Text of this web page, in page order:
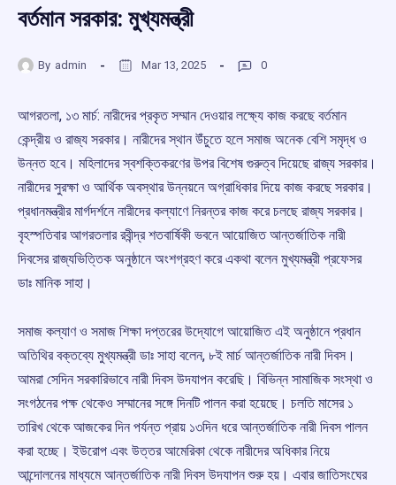
বর্তমান সরকার: মুখ্যমন্ত্রী
By admin Mar 13, 2025 0
আগরতলা, ১৩ মার্চ: নারীদের প্রকৃত সম্মান দেওয়ার লক্ষ্যে কাজ করছে বর্তমান
কেন্দ্রীয় ও রাজ্য সরকার। নারীদের স্থান উঁচুতে হলে সমাজ অনেক বেশি সমৃদ্ধ ও
উন্নত হবে। মহিলাদের স্বশক্তিকরণের উপর বিশেষ গুরুত্ব দিয়েছে রাজ্য সরকার।
নারীদের সুরক্ষা ও আর্থিক অবস্থার উন্নয়নে অগ্রাধিকার দিয়ে কাজ করছে সরকার।
প্রধানমন্ত্রীর মার্গদর্শনে নারীদের কল্যাণে নিরন্তর কাজ করে চলছে রাজ্য সরকার।
বৃহস্পতিবার আগরতলার রবীন্দ্র শতবার্ষিকী ভবনে আয়োজিত আন্তর্জাতিক নারী
দিবসের রাজ্যভিত্তিক অনুষ্ঠানে অংশগ্রহণ করে একথা বলেন মুখ্যমন্ত্রী প্রফেসর
ডাঃ মানিক সাহা।
সমাজ কল্যাণ ও সমাজ শিক্ষা দপ্তরের উদ্যোগে আয়োজিত এই অনুষ্ঠানে প্রধান
অতিথির বক্তব্যে মুখ্যমন্ত্রী ডাঃ সাহা বলেন, ৮ই মার্চ আন্তর্জাতিক নারী দিবস।
আমরা সেদিন সরকারিভাবে নারী দিবস উদযাপন করেছি। বিভিন্ন সামাজিক সংস্থা ও
সংগঠনের পক্ষ থেকেও সম্মানের সঙ্গে দিনটি পালন করা হয়েছে। চলতি মাসের ১
তারিখ থেকে আজকের দিন পর্যন্ত প্রায় ১৩দিন ধরে আন্তর্জাতিক নারী দিবস পালন
করা হচ্ছে। ইউরোপ এবং উত্তর আমেরিকা থেকে নারীদের অধিকার নিয়ে
আন্দোলনের মাধ্যমে আন্তর্জাতিক নারী দিবস উদযাপন শুরু হয়। এবার জাতিসংঘের